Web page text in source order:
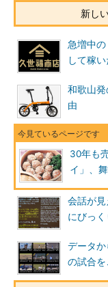
新し
急増中
して稼
和歌山
由
30年も
イ」、
会話が
にびっく
データ
の試合